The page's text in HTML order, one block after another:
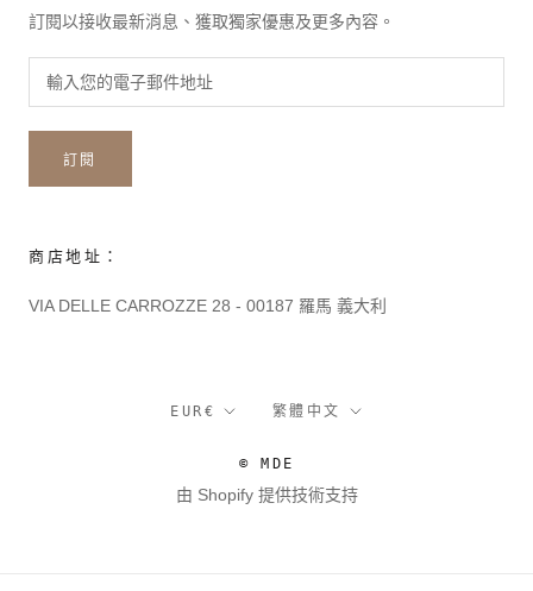
訂閱以接收最新消息、獲取獨家優惠及更多內容。
訂閱
商店地址：
VIA DELLE CARROZZE 28 - 00187 羅馬 義大利
貨
EUR€
語
繁體中文
© MDE
由 Shopify 提供技術支持